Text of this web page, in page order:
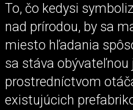
To, čo kedysi
nad prírodou, by sa
miesto hľadania
sa stáva
prostredníctvom
existujúcich